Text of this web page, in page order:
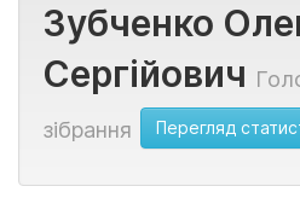
Зубченко
Сергійович
зібрання
Перегляд